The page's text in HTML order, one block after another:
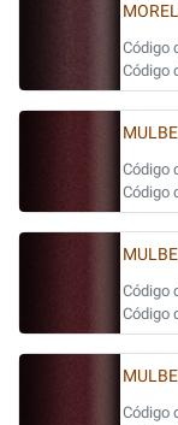
Código
Código
Código
Código
Código
Código
Código